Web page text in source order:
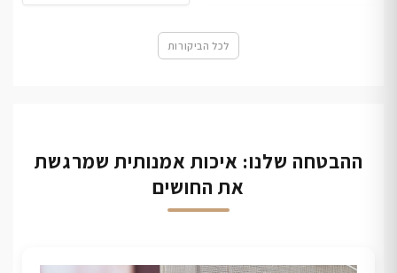
לכל הביקורות
ההבטחה שלנו: איכות אמנותית שמרגשת
את החושים